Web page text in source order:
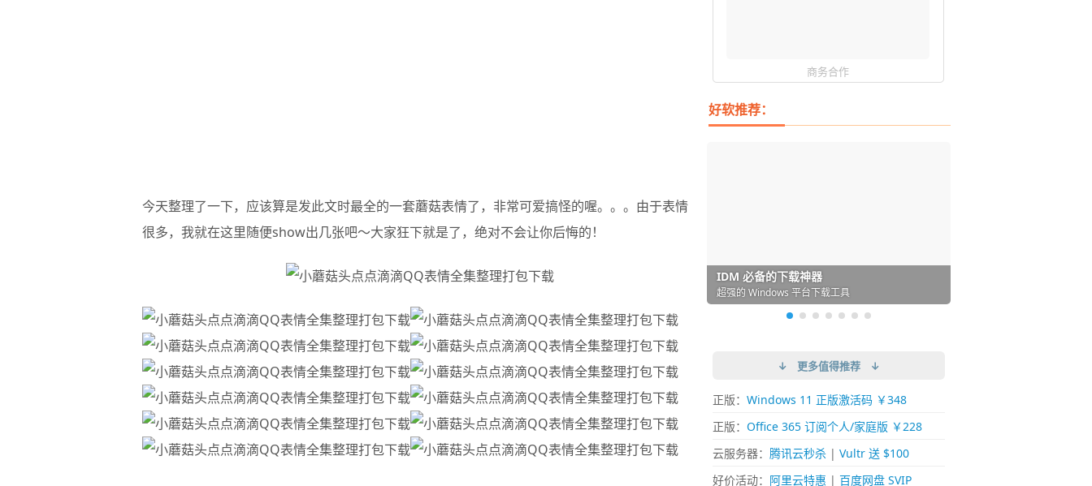
今天整理了一下，应该算是发此文时最全的一套蘑菇表情了，非常可爱搞怪的喔。。。由于表情
很多，我就在这里随便show出几张吧～大家狂下就是了，绝对不会让你后悔的！
商务合作
好软推荐：
IDM 必备的下载神器
超强的 Windows 平台下载工具
Listary 6 Pro 搜索神器
用过回不去！大幅提高 Windows 文件搜索效率
Fences 桌面图标自动整理/美化神器
懒人必备！图标再多桌面也不再凌乱！
Parallels Desktop 虚拟机
在 Mac 上流畅运行 Windows (支持 M 芯片)
Downie 下载网络视频的神器 (Mac)
一键下视频，超简单好用！谁用谁知道
Typora - 极简好用的 Markdown 编辑器
颠覆写作体验！跨平台支持 Win / Mac
↓ 更多值得推荐 ↓
正版： Windows 11 正版激活码 ￥348
正版： Office 365 订阅个人/家庭版 ￥228
云服务器： 腾讯云秒杀| Vultr 送 $100
好价活动： 阿里云特惠 | 百度网盘 SVIP